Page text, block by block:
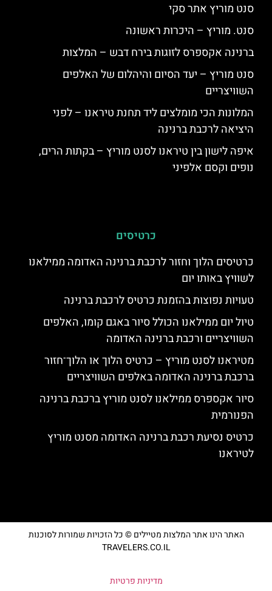
סנט מוריץ אתר סקי
סנט. מוריץ – היכרות ראשונה
ברנינה אקספרס לזוגות בירח דבש – המלצות
סנט מוריץ – יעד הסיום והיהלום של האלפים
השוויצריים
המלונות הכי מומלצים ליד תחנת טיראנו – לפני
היציאה לרכבת ברנינה
איפה לישון בין טיראנו לסנט מוריץ – בקתות הרים,
נופים וקסם אלפיני
כרטיסים
כרטיסים הלוך וחזור לרכבת ברנינה האדומה ממילאנו
לשוויץ באותו יום
טעויות נפוצות בהזמנת כרטיס לרכבת ברנינה
טיול יום ממילאנו הכולל סיור באגם קומו, האלפים
השוויצריים ורכבת ברנינה האדומה
מטיראנו לסנט מוריץ – כרטיס הלוך או הלוך־חזור
ברכבת ברנינה האדומה באלפים השוויצריים
סיור אקספרס ממילאנו לסנט מוריץ ברכבת ברנינה
הפנורמית
כרטיס נסיעת רכבת ברנינה האדומה מסנט מוריץ
לטיראנו
האתר הינו אתר המלצות מטיילים © כל הזכויות שמורות לסוכנות
TRAVELERS.CO.IL
מדיניות פרטיות